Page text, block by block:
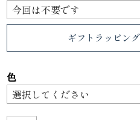
ギフトラッピング
色